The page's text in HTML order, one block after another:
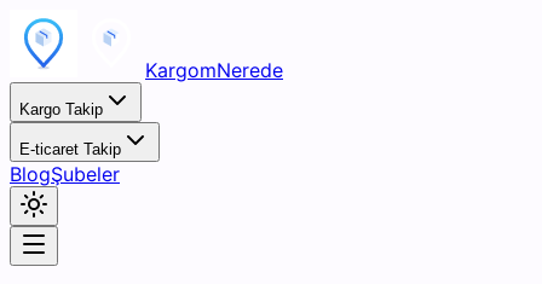
KargomNerede
Kargo Takip
E-ticaret Takip
BlogŞubeler